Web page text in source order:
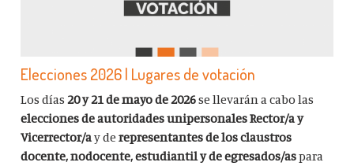
Elecciones 2026 | Lugares de votación
Los días20 y 21 de mayo de 2026se llevarán a cabo las
elecciones de autoridades unipersonales Rector/a y
Vicerrector/ay derepresentantes de los claustros
docente, nodocente, estudiantil y de egresados/aspara